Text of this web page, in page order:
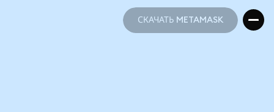
СКАЧАТЬ METAMASK